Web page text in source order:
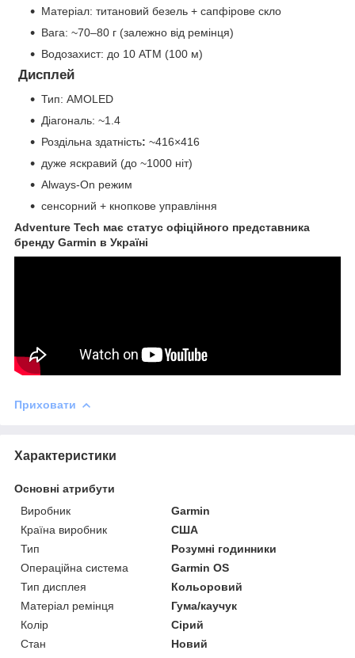
Матеріал: титановий безель + сапфірове скло
Вага: ~70–80 г (залежно від ремінця)
Водозахист: до 10 ATM (100 м)
Дисплей
Тип: AMOLED
Діагональ: ~1.4
Роздільна здатність: ~416×416
дуже яскравий (до ~1000 ніт)
Always-On режим
сенсорний + кнопкове управління
Adventure Tech має статус офіційного представника
бренду Garmin в Україні
Приховати
Характеристики
Основні атрибути
Виробник
Garmin
Країна виробник
США
Тип
Розумні годинники
Операційна система
Garmin OS
Тип дисплея
Кольоровий
Матеріал ремінця
Гума/каучук
Колір
Сірий
Стан
Новий